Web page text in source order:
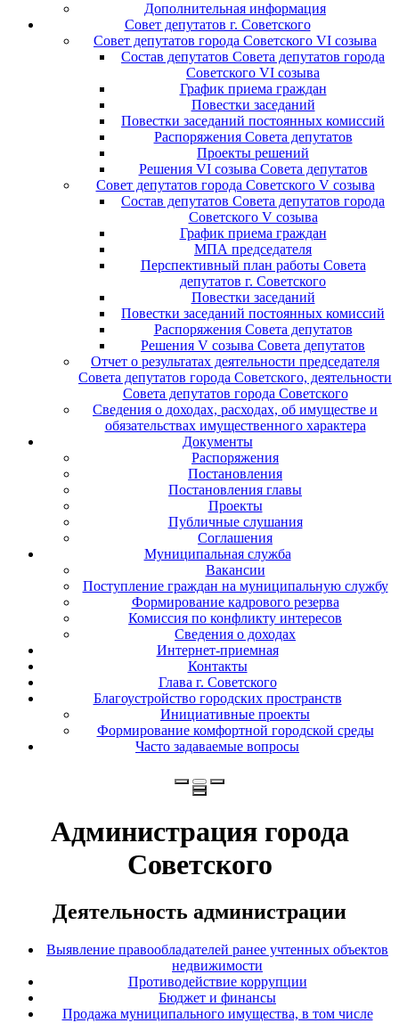
Дополнительная информация
Совет депутатов г. Советского
Совет депутатов города Советского VI созыва
Состав депутатов Совета депутатов города
Советского VI созыва
График приема граждан
Повестки заседаний
Повестки заседаний постоянных комиссий
Распоряжения Совета депутатов
Проекты решений
Решения VI созыва Совета депутатов
Совет депутатов города Советского V созыва
Состав депутатов Совета депутатов города
Советского V созыва
График приема граждан
МПА председателя
Перспективный план работы Совета
депутатов г. Советского
Повестки заседаний
Повестки заседаний постоянных комиссий
Распоряжения Совета депутатов
Решения V созыва Совета депутатов
Отчет о результатах деятельности председателя
Совета депутатов города Советского, деятельности
Совета депутатов города Советского
Сведения о доходах, расходах, об имуществе и
обязательствах имущественного характера
Документы
Распоряжения
Постановления
Постановления главы
Проекты
Публичные слушания
Соглашения
Муниципальная служба
Вакансии
Поступление граждан на муниципальную службу
Формирование кадрового резерва
Комиссия по конфликту интересов
Сведения о доходах
Интернет-приемная
Контакты
Глава г. Советского
Благоустройство городских пространств
Инициативные проекты
Формирование комфортной городской среды
Часто задаваемые вопросы
Администрация города
Советского
Деятельность администрации
Выявление правообладателей ранее учтенных объектов
недвижимости
Противодействие коррупции
Бюджет и финансы
Продажа муниципального имущества, в том числе